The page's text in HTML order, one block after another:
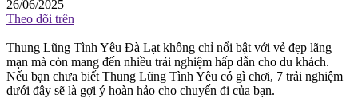
26/06/2025
Theo dõi trên
Thung Lũng Tình Yêu Đà Lạt không chỉ nổi bật với vẻ đẹp lãng
mạn mà còn mang đến nhiều trải nghiệm hấp dẫn cho du khách.
Nếu bạn chưa biết Thung Lũng Tình Yêu có gì chơi, 7 trải nghiệm
dưới đây sẽ là gợi ý hoàn hảo cho chuyến đi của bạn.